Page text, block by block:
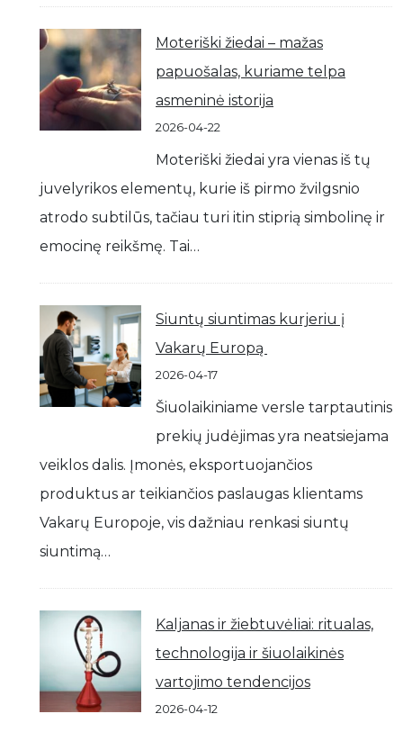
Moteriški žiedai – mažas
papuošalas, kuriame telpa
asmeninė istorija
2026-04-22
Moteriški žiedai yra vienas iš tų
juvelyrikos elementų, kurie iš pirmo žvilgsnio
atrodo subtilūs, tačiau turi itin stiprią simbolinę ir
emocinę reikšmę. Tai…
Siuntų siuntimas kurjeriu į
Vakarų Europą
2026-04-17
Šiuolaikiniame versle tarptautinis
prekių judėjimas yra neatsiejama
veiklos dalis. Įmonės, eksportuojančios
produktus ar teikiančios paslaugas klientams
Vakarų Europoje, vis dažniau renkasi siuntų
siuntimą…
Kaljanas ir žiebtuvėliai: ritualas,
technologija ir šiuolaikinės
vartojimo tendencijos
2026-04-12